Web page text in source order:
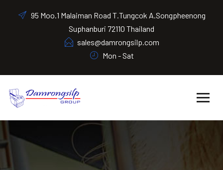
95 Moo.1 Malaiman Road T.Tungcok A.Songpheenong
Suphanburi 72110 Thailand
sales@damrongsilp.com
Mon - Sat